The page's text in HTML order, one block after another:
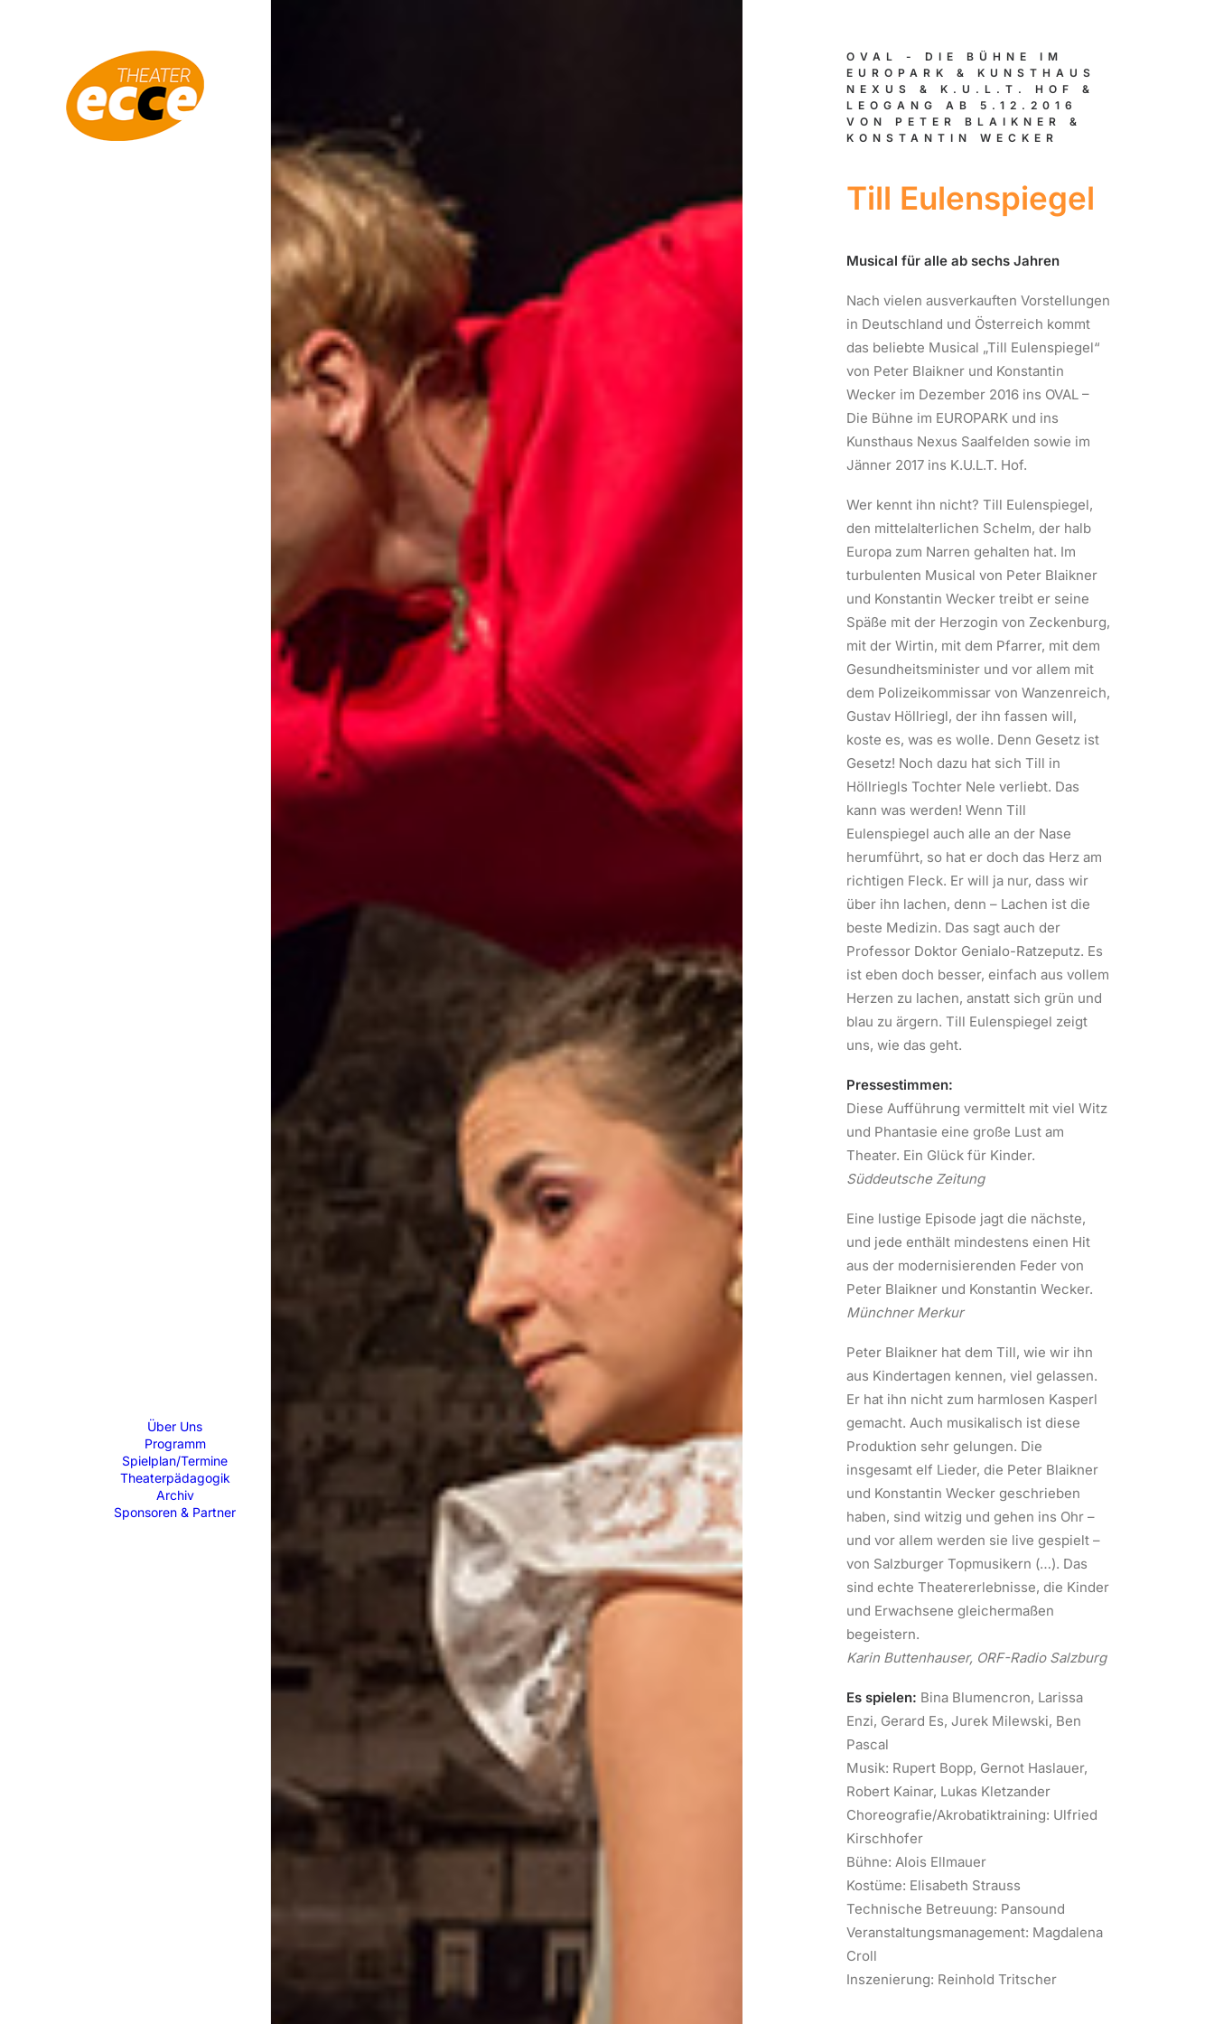
Über Uns
Programm
Spielplan/Termine
Theaterpädagogik
Archiv
Sponsoren & Partner
OVAL - DIE BÜHNE IM
EUROPARK & KUNSTHAUS
NEXUS & K.U.L.T. HOF &
LEOGANG AB 5.12.2016
VON PETER BLAIKNER &
KONSTANTIN WECKER
Till Eulenspiegel
Musical für alle ab sechs Jahren
Nach vielen ausverkauften Vorstellungen
in Deutschland und Österreich kommt
das beliebte Musical „Till Eulenspiegel“
von Peter Blaikner und Konstantin
Wecker im Dezember 2016 ins OVAL –
Die Bühne im EUROPARK und ins
Kunsthaus Nexus Saalfelden sowie im
Jänner 2017 ins K.U.L.T. Hof.
Wer kennt ihn nicht? Till Eulenspiegel,
den mittelalterlichen Schelm, der halb
Europa zum Narren gehalten hat. Im
turbulenten Musical von Peter Blaikner
und Konstantin Wecker treibt er seine
Späße mit der Herzogin von Zeckenburg,
mit der Wirtin, mit dem Pfarrer, mit dem
Gesundheitsminister und vor allem mit
dem Polizeikommissar von Wanzenreich,
Gustav Höllriegl, der ihn fassen will,
koste es, was es wolle. Denn Gesetz ist
Gesetz! Noch dazu hat sich Till in
Höllriegls Tochter Nele verliebt. Das
kann was werden! Wenn Till
Eulenspiegel auch alle an der Nase
herumführt, so hat er doch das Herz am
richtigen Fleck. Er will ja nur, dass wir
über ihn lachen, denn – Lachen ist die
beste Medizin. Das sagt auch der
Professor Doktor Genialo-Ratzeputz. Es
ist eben doch besser, einfach aus vollem
Herzen zu lachen, anstatt sich grün und
blau zu ärgern. Till Eulenspiegel zeigt
uns, wie das geht.
Pressestimmen:
Diese Aufführung vermittelt mit viel Witz
und Phantasie eine große Lust am
Theater. Ein Glück für Kinder.
Süddeutsche Zeitung
Eine lustige Episode jagt die nächste,
und jede enthält mindestens einen Hit
aus der modernisierenden Feder von
Peter Blaikner und Konstantin Wecker.
Münchner Merkur
Peter Blaikner hat dem Till, wie wir ihn
aus Kindertagen kennen, viel gelassen.
Er hat ihn nicht zum harmlosen Kasperl
gemacht. Auch musikalisch ist diese
Produktion sehr gelungen. Die
insgesamt elf Lieder, die Peter Blaikner
und Konstantin Wecker geschrieben
haben, sind witzig und gehen ins Ohr –
und vor allem werden sie live gespielt –
von Salzburger Topmusikern (…). Das
sind echte Theatererlebnisse, die Kinder
und Erwachsene gleichermaßen
begeistern.
Karin Buttenhauser, ORF-Radio Salzburg
Es spielen: Bina Blumencron, Larissa
Enzi, Gerard Es, Jurek Milewski, Ben
Pascal
Musik: Rupert Bopp, Gernot Haslauer,
Robert Kainar, Lukas Kletzander
Choreografie/Akrobatiktraining: Ulfried
Kirschhofer
Bühne: Alois Ellmauer
Kostüme: Elisabeth Strauss
Technische Betreuung: Pansound
Veranstaltungsmanagement: Magdalena
Croll
Inszenierung: Reinhold Tritscher